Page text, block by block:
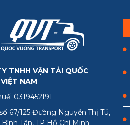
TNHH VẬN TẢI QUỐC
NAM
0319452191
67/125 Đường Nguyễn Thị Tú,
Tân, TP Hồ Chí Minh